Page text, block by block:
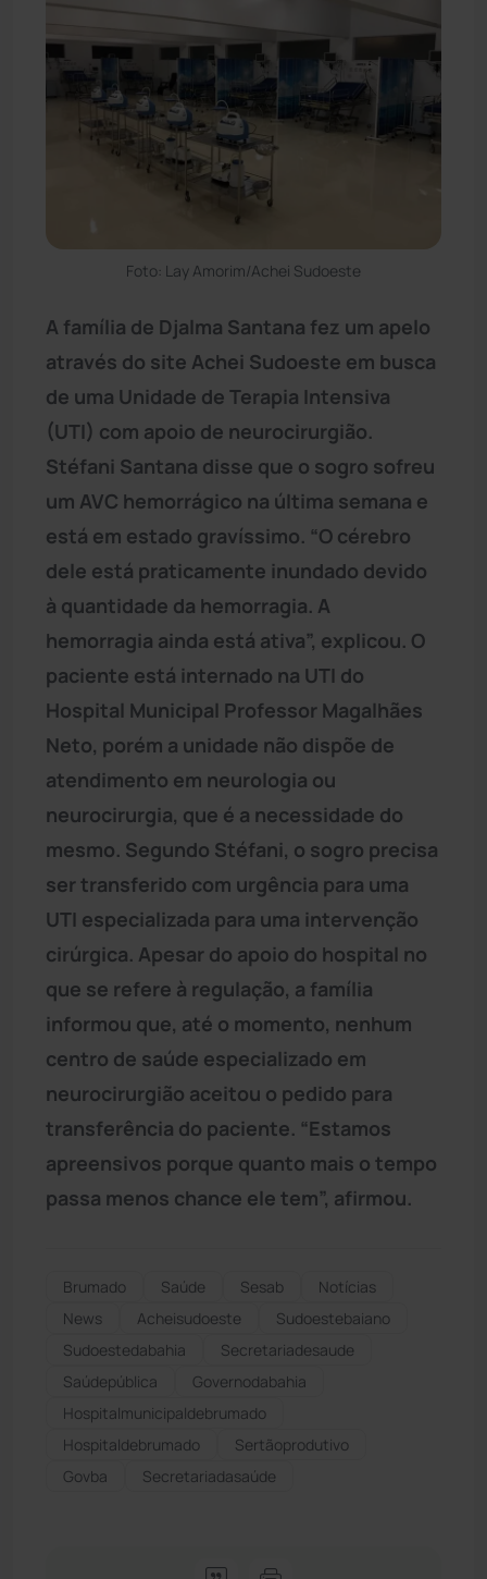
Foto: Lay Amorim/Achei Sudoeste
A família de Djalma Santana fez um apelo
através do site Achei Sudoeste em busca
de uma Unidade de Terapia Intensiva
(UTI) com apoio de neurocirurgião.
Stéfani Santana disse que o sogro sofreu
um AVC hemorrágico na última semana e
está em estado gravíssimo. “O cérebro
dele está praticamente inundado devido
à quantidade da hemorragia. A
hemorragia ainda está ativa”, explicou. O
paciente está internado na UTI do
Hospital Municipal Professor Magalhães
Neto, porém a unidade não dispõe de
atendimento em neurologia ou
neurocirurgia, que é a necessidade do
mesmo. Segundo Stéfani, o sogro precisa
ser transferido com urgência para uma
UTI especializada para uma intervenção
cirúrgica. Apesar do apoio do hospital no
que se refere à regulação, a família
informou que, até o momento, nenhum
centro de saúde especializado em
neurocirurgião aceitou o pedido para
transferência do paciente. “Estamos
apreensivos porque quanto mais o tempo
passa menos chance ele tem”, afirmou.
Brumado Saúde Sesab
Notícias
News
Acheisudoeste
Sudoestebaiano
Sudoestedabahia
secretariadesaude
Saúdepública
Governodabahia
Hospitalmunicipaldebrumado
Hospitaldebrumado
Sertãoprodutivo
Govba
Secretariadasaúde